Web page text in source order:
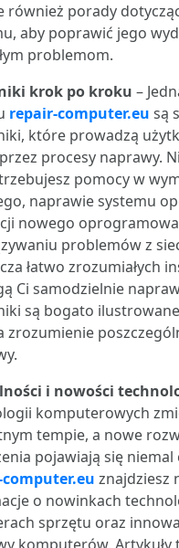
również porady
aby poprawić jego
problemom.
krok po kroku –
repair-computer.eu są
które prowadzą
procesy naprawy.
pomocy w
naprawie systemu
nowego
problemów z
łatwo zrozumiałych
Ci samodzielnie
są bogato
zrozumienie
i nowości
komputerowych
tempie, a nowe
pojawiają się niemal
znajdziesz
o nowinkach
sprzętu oraz